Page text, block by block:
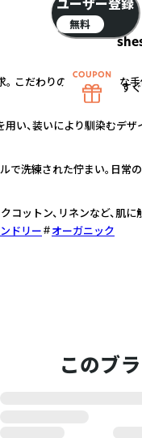
こだわりの素材と丁寧な
い、装いにより馴染むデザ
で洗練された佇まい。日
コットン、リネンなど、肌
ドリー
オーガニック
このブ
ユーザー登録
無料
す